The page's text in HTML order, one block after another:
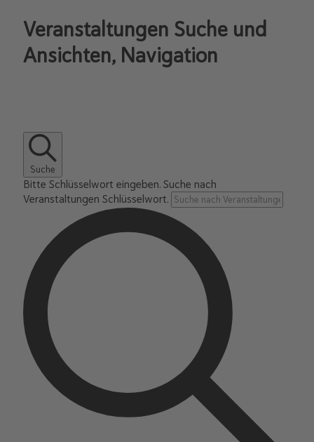
Veranstaltungen Suche und
Ansichten, Navigation
Suche
Bitte Schlüsselwort eingeben. Suche nach
Veranstaltungen Schlüsselwort.